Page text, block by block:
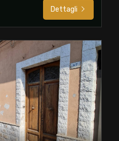
Dettagli